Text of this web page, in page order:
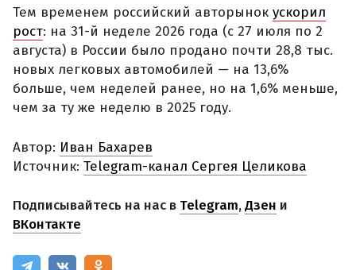
Тем временем российский авторынок ускорил
рост: на 31-й неделе 2026 года (с 27 июля по 2
августа) в России было продано почти 28,8 тыс.
новых легковых автомобилей — на 13,6%
больше, чем неделей ранее, но на 1,6% меньше,
чем за ту же неделю в 2025 году.
Автор: Иван Бахарев
Источник: Telegram-канал Сергея Целикова
Подписывайтесь на нас в Telegram,Дзен и
ВКонтакте